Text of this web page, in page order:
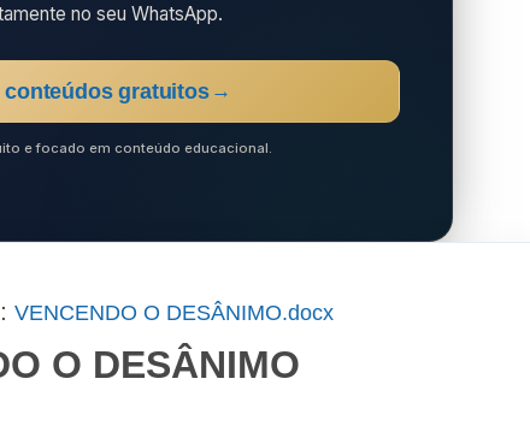
no seu WhatsApp.
conteúdos gratuitos →
e focado em conteúdo educacional.
VENCENDO O DESÂNIMO.docx
O DESÂNIMO